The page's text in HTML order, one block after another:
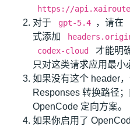
https://
对于
gpt-5.4 ，请在
式添加
codex-cloud
才能明
只对这类请求应用最小
如果没有这个 header
Responses 转换路径
OpenCode 定向方案。
如果你启用了